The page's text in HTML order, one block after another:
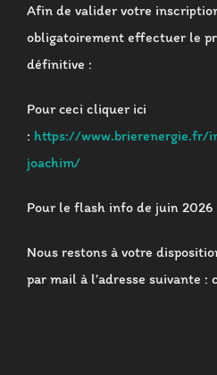
Afin de valider votre
obligatoirement effectuer le
définitive :
Pour ceci cliquer ici
: https://www.brierenergie.fr/
joachim/
Pour le flash info de juin 2026
Nous restons à votre
par mail à l’adresse suivante